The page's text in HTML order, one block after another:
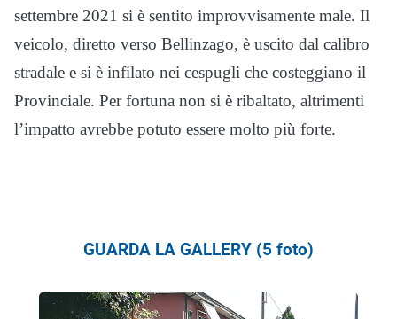
settembre 2021 si è sentito improvvisamente male. Il
veicolo, diretto verso Bellinzago, è uscito dal calibro
stradale e si è infilato nei cespugli che costeggiano il
Provinciale. Per fortuna non si è ribaltato, altrimenti
l’impatto avrebbe potuto essere molto più forte.
GUARDA LA GALLERY (5 foto)